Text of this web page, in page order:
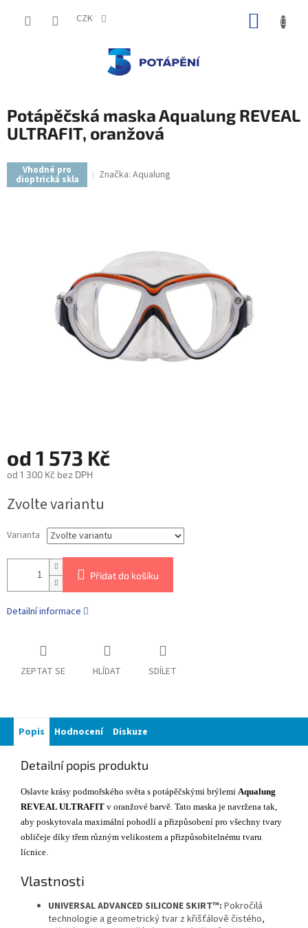
CZK
Potápěčská maska Aqualung REVEAL
ULTRAFIT, oranžová
Vhodné pro
dioptrická skla Značka: Aqualung
od 1 573 Kč
od 1 300 Kč bez DPH
Zvolte variantu
Varianta
Přidat do košíku
Detailní informace
ZEPTAT SE HLÍDAT SDÍLET
Popis Hodnocení Diskuze
Detailní popis produktu
Oslavte krásy podmořského světa s potápěčskými brýlemi Aqualung
REVEAL ULTRAFIT v oranžové barvě. Tato maska je navržena tak,
aby poskytovala maximální pohodlí a přizpůsobení pro všechny tvary
obličeje díky třem různým velikostem a přizpůsobitelnému tvaru
lícnice.
Vlastnosti
UNIVERSAL ADVANCED SILICONE SKIRT™: Pokročilá
technologie a geometrický tvar z křišťálově čistého,